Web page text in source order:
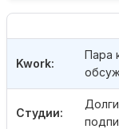
Студии:
Kwork:
Пара